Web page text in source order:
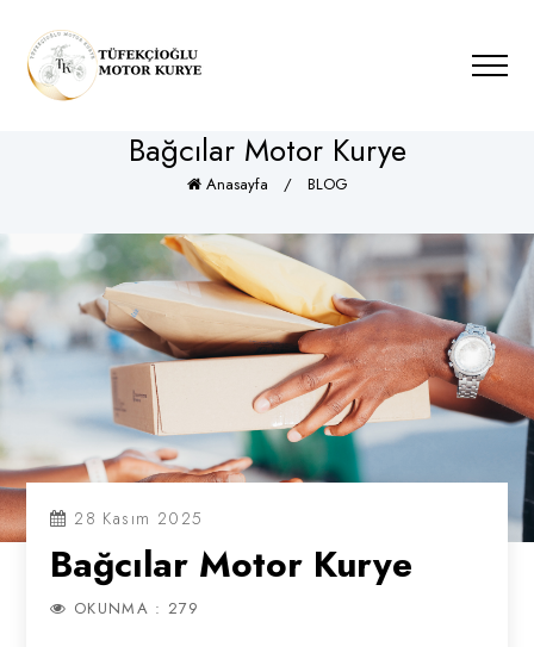
Bağcılar Motor Kurye
Anasayfa / BLOG
28 Kasım 2025
Bağcılar Motor Kurye
OKUNMA : 279